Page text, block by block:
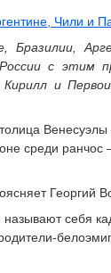
Бразилии,
с этим
и
среди ранчос
Георгий
себя